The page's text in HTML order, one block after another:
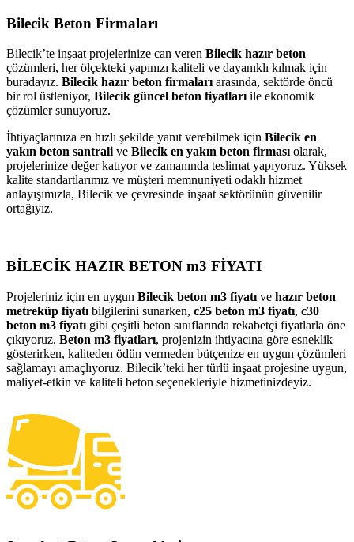
Bilecik Beton Firmaları
Bilecik’te inşaat projelerinize can veren Bilecik hazır beton
çözümleri, her ölçekteki yapınızı kaliteli ve dayanıklı kılmak için
buradayız. Bilecik hazır beton firmaları arasında, sektörde öncü
bir rol üstleniyor, Bilecik güncel beton fiyatları ile ekonomik
çözümler sunuyoruz.
İhtiyaçlarınıza en hızlı şekilde yanıt verebilmek için Bilecik en
yakın beton santrali ve Bilecik en yakın beton firması olarak,
projelerinize değer katıyor ve zamanında teslimat yapıyoruz. Yüksek
kalite standartlarımız ve müşteri memnuniyeti odaklı hizmet
anlayışımızla, Bilecik ve çevresinde inşaat sektörünün güvenilir
ortağıyız.
BİLECİK HAZIR BETON m3 FİYATI
Projeleriniz için en uygun Bilecik beton m3 fiyatı ve hazır beton
metreküp fiyatı bilgilerini sunarken, c25 beton m3 fiyatı, c30
beton m3 fiyatı gibi çeşitli beton sınıflarında rekabetçi fiyatlarla öne
çıkıyoruz. Beton m3 fiyatları, projenizin ihtiyacına göre esneklik
gösterirken, kaliteden ödün vermeden bütçenize en uygun çözümleri
sağlamayı amaçlıyoruz. Bilecik’teki her türlü inşaat projesine uygun,
maliyet-etkin ve kaliteli beton seçenekleriyle hizmetinizdeyiz.